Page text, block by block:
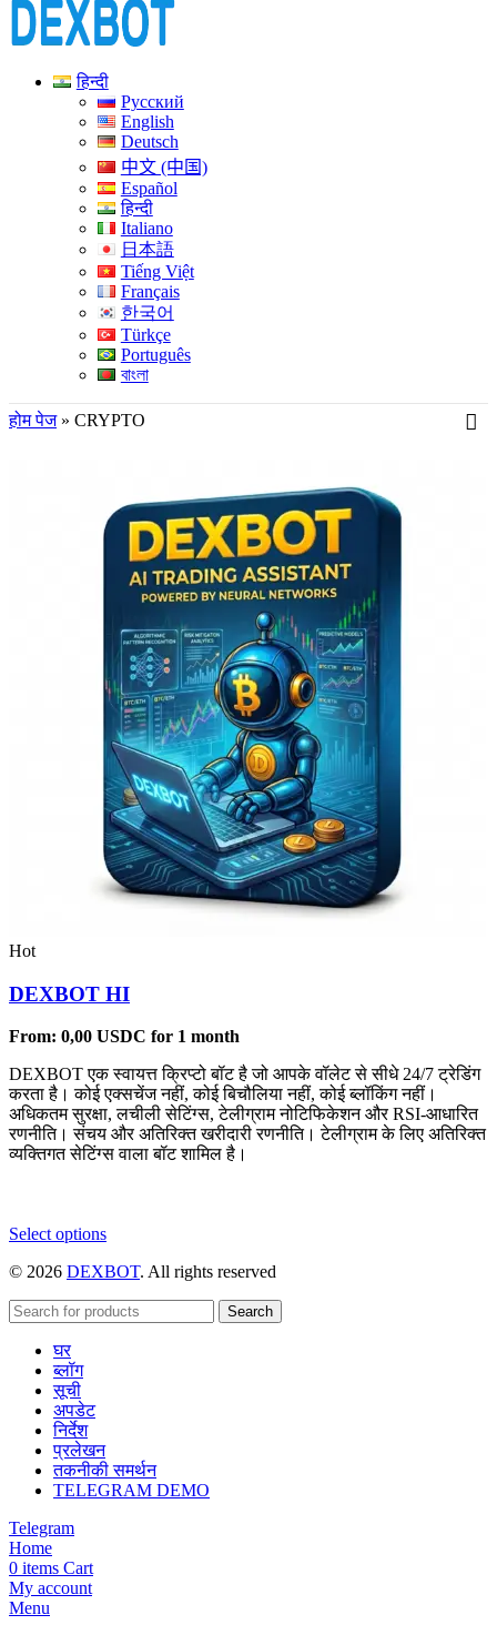
हिन्दी
Русский
English
Deutsch
中文 (中国)
Español
हिन्दी
Italiano
日本語
Tiếng Việt
Français
한국어
Türkçe
Português
বাংলা
होम पेज» CRYPTO
Hot
DEXBOT HI
From: 0,00 USDC for 1 month
DEXBOT एक स्वायत्त क्रिप्टो बॉट है जो आपके वॉलेट से सीधे 24/7 ट्रेडिंग
करता है। कोई एक्सचेंज नहीं, कोई बिचौलिया नहीं, कोई ब्लॉकिंग नहीं।
अधिकतम सुरक्षा, लचीली सेटिंग्स, टेलीग्राम नोटिफिकेशन और RSI-आधारित
रणनीति। संचय और अतिरिक्त खरीदारी रणनीति। टेलीग्राम के लिए अतिरिक्त
व्यक्तिगत सेटिंग्स वाला बॉट शामिल है।
Select optionsThis
has
variants.
the
product
page
© 2026 DEXBOT. All rights reserved
Search
घर
ब्लॉग
सूची
अपडेट
निर्देश
प्रलेखन
तकनीकी समर्थन
TELEGRAM DEMO
Telegram
Home
0 items Cart
My account
Menu